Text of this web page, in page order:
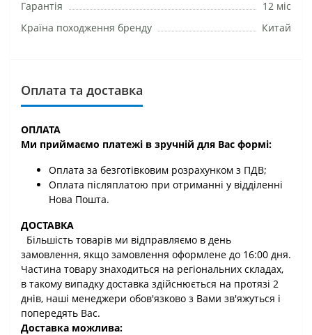
Гарантія
12 міс
Країна походження бренду
Китай
Оплата та доставка
ОПЛАТА
Ми приймаємо платежі в зручній для Вас формі:
Оплата за безготівковим розрахунком з ПДВ;
Оплата післяплатою при отриманні у відділенні
Нова Пошта.
ДОСТАВКА
Більшість товарів ми відправляємо в день
замовлення, якщо замовлення оформлене до 16:00 дня.
Частина товару знаходиться на регіональних складах,
в такому випадку доставка здійснюється на протязі 2
днів, наші менеджери обов'язково з Вами зв'яжуться і
попередять Вас.
Доставка можлива: